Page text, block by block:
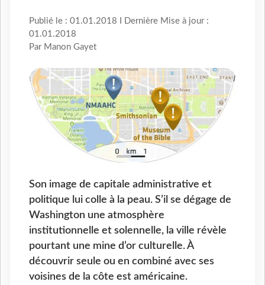
Publié le : 01.01.2018 I Dernière Mise à jour :
01.01.2018
Par Manon Gayet
Son image de capitale administrative et
politique lui colle à la peau. S’il se dégage de
Washington une atmosphère
institutionnelle et solennelle, la ville révèle
pourtant une mine d’or culturelle. À
découvrir seule ou en combiné avec ses
voisines de la côte est américaine.